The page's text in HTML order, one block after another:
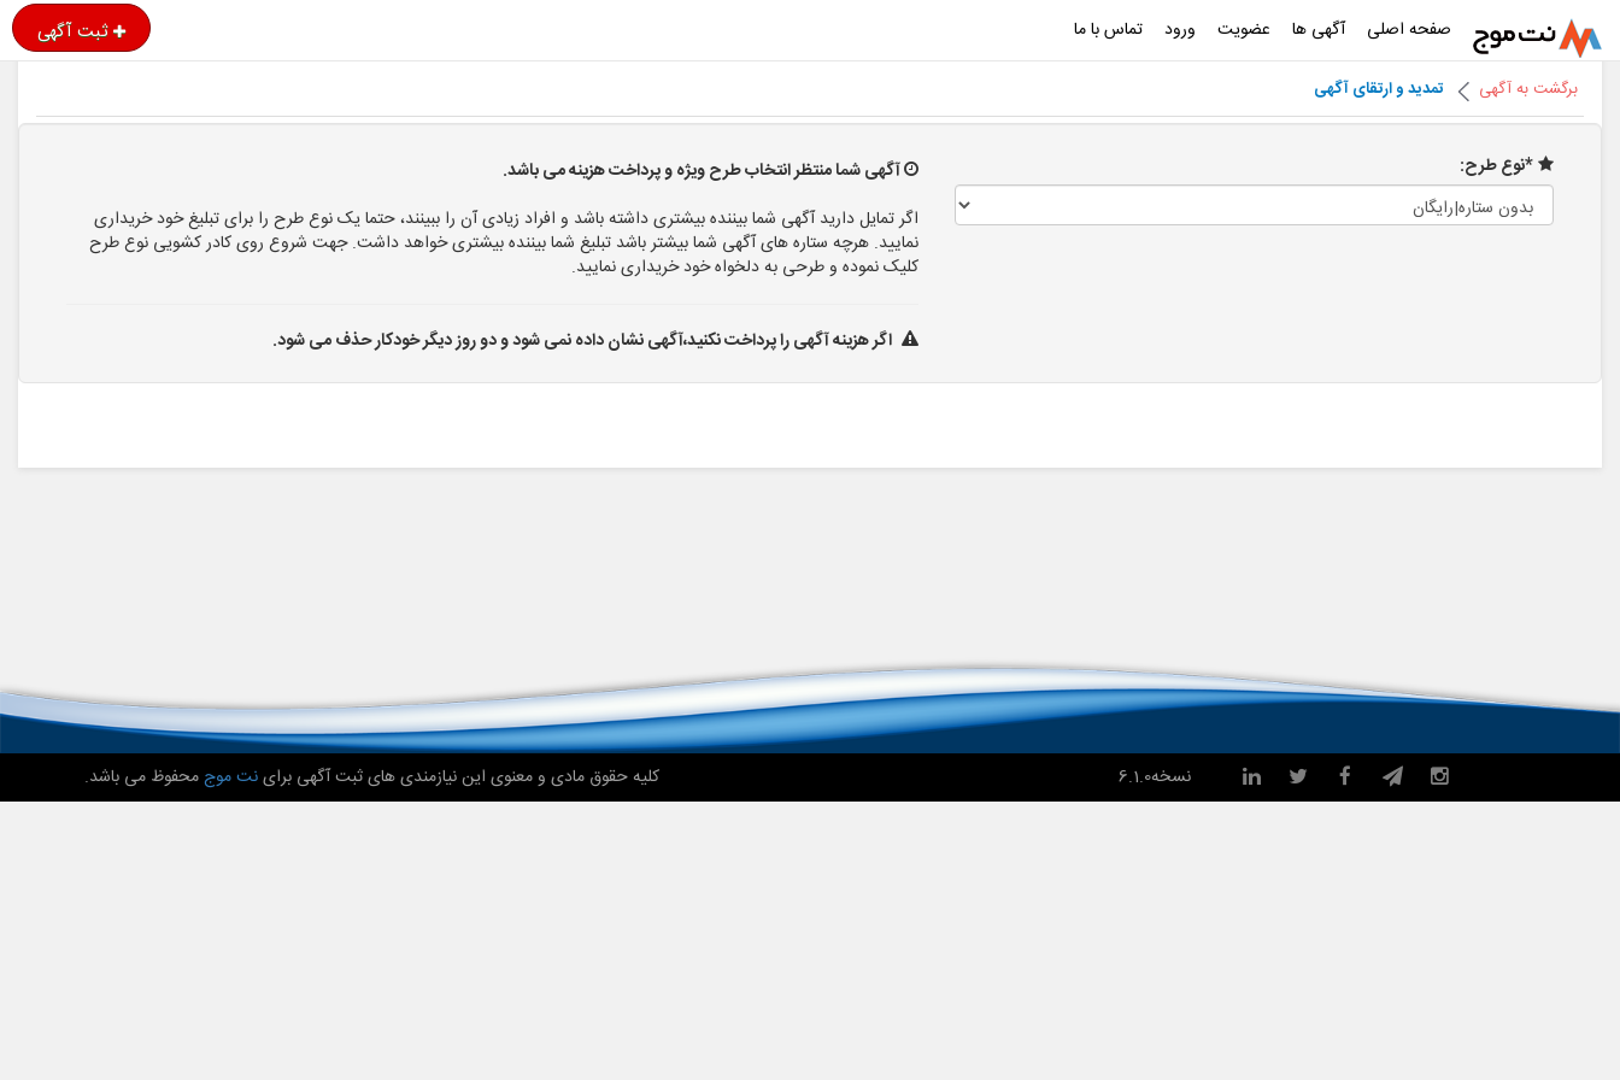
صفحه اصلی آگهی ها عضویت ورود تماس با ما ثبت آگهی
برگشت به آگهی تمدید و ارتقای آگهی
*نوع طرح:
آگهی شما منتظر انتخاب طرح ویژه و پرداخت هزینه می باشد.
اگر تمایل دارید آگهی شما بیننده بیشتری داشته باشد و افراد زیادی آن را ببینند، حتما یک نوع طرح را برای تبلیغ خود خریداری
نمایید. هرچه ستاره های آگهی شما بیشتر باشد تبلیغ شما بیننده بیشتری خواهد داشت. جهت شروع روی کادر کشویی نوع طرح
کلیک نموده و طرحی به دلخواه خود خریداری نمایید.
اگر هزینه آگهی را پرداخت نکنید،آگهی نشان داده نمی شود و دو روز دیگر خودکار حذف می شود.
کلیه حقوق مادی و معنوی این نیازمندی های ثبت آگهی براینت موجمحفوظ می باشد. نسخه6.1.0